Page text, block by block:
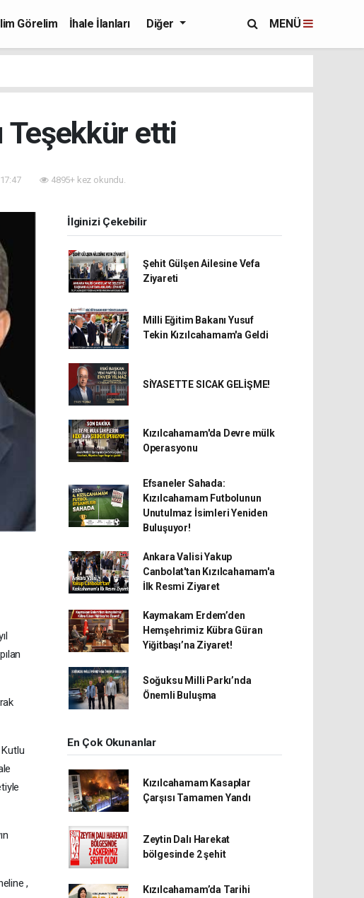
Görelim
İhale İlanları
Diğer MENÜ
Teşekkür etti
4895+ kez okundu.
,
İlginizi Çekebilir
Şehit Gülşen Ailesine Vefa
Ziyareti
Milli Eğitim Bakanı Yusuf
Tekin Kızılcahamam'a Geldi
SİYASETTE SICAK GELİŞME!
Kızılcahamam'da Devre mülk
Operasyonu
Efsaneler Sahada:
Kızılcahamam Futbolunun
Unutulmaz İsimleri Yeniden
Buluşuyor!
Ankara Valisi Yakup
Canbolat'tan Kızılcahamam'a
İlk Resmi Ziyaret
Kaymakam Erdem’den
Hemşehrimiz Kübra Güran
Yiğitbaşı’na Ziyaret!
Soğuksu Milli Parkı’nda
Önemli Buluşma
En Çok Okunanlar
Kızılcahamam Kasaplar
Çarşısı Tamamen Yandı
Zeytin Dalı Harekat
bölgesinde 2 şehit
Kızılcahamam’da Tarihi